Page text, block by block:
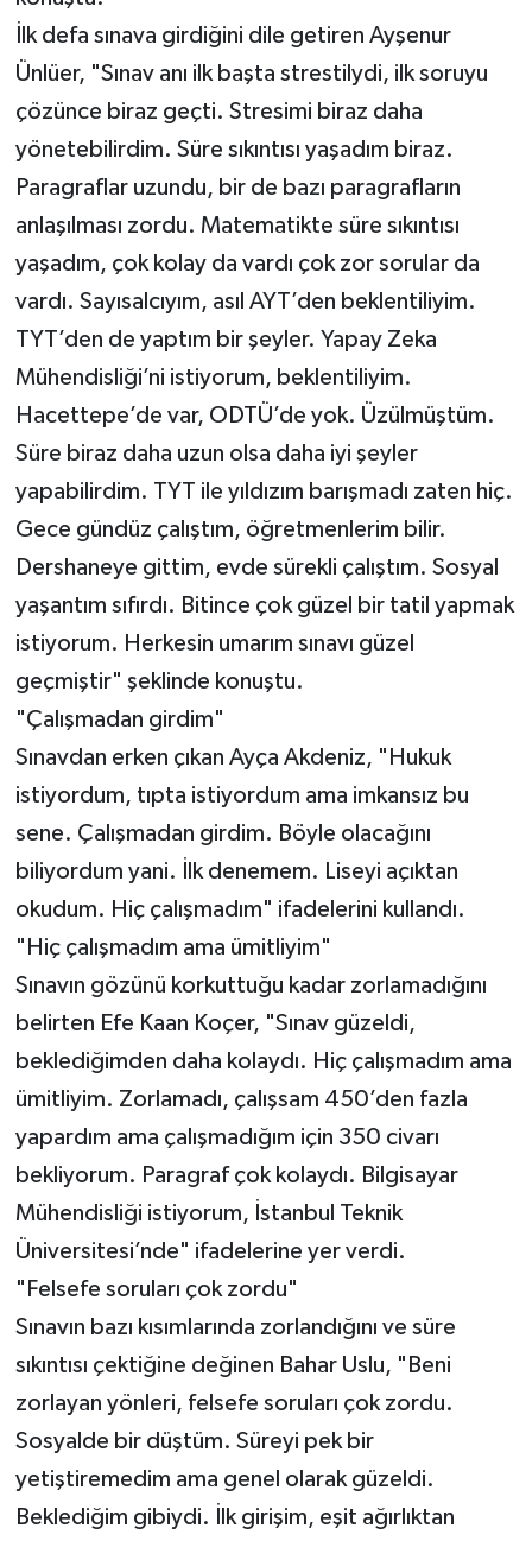
İlk defa sınava girdiğini dile getiren Ayşenur
Ünlüer, "Sınav anı ilk başta strestilydi, ilk soruyu
çözünce biraz geçti. Stresimi biraz daha
yönetebilirdim. Süre sıkıntısı yaşadım biraz.
Paragraflar uzundu, bir de bazı paragrafların
anlaşılması zordu. Matematikte süre sıkıntısı
yaşadım, çok kolay da vardı çok zor sorular da
vardı. Sayısalcıyım, asıl AYT’den beklentiliyim.
TYT’den de yaptım bir şeyler. Yapay Zeka
Mühendisliği’ni istiyorum, beklentiliyim.
Hacettepe’de var, ODTÜ’de yok. Üzülmüştüm.
Süre biraz daha uzun olsa daha iyi şeyler
yapabilirdim. TYT ile yıldızım barışmadı zaten hiç.
Gece gündüz çalıştım, öğretmenlerim bilir.
Dershaneye gittim, evde sürekli çalıştım. Sosyal
yaşantım sıfırdı. Bitince çok güzel bir tatil yapmak
istiyorum. Herkesin umarım sınavı güzel
geçmiştir" şeklinde konuştu.
"Çalışmadan girdim"
Sınavdan erken çıkan Ayça Akdeniz, "Hukuk
istiyordum, tıpta istiyordum ama imkansız bu
sene. Çalışmadan girdim. Böyle olacağını
biliyordum yani. İlk denemem. Liseyi açıktan
okudum. Hiç çalışmadım" ifadelerini kullandı.
"Hiç çalışmadım ama ümitliyim"
Sınavın gözünü korkuttuğu kadar zorlamadığını
belirten Efe Kaan Koçer, "Sınav güzeldi,
beklediğimden daha kolaydı. Hiç çalışmadım ama
ümitliyim. Zorlamadı, çalışsam 450’den fazla
yapardım ama çalışmadığım için 350 civarı
bekliyorum. Paragraf çok kolaydı. Bilgisayar
Mühendisliği istiyorum, İstanbul Teknik
Üniversitesi’nde" ifadelerine yer verdi.
"Felsefe soruları çok zordu"
Sınavın bazı kısımlarında zorlandığını ve süre
sıkıntısı çektiğine değinen Bahar Uslu, "Beni
zorlayan yönleri, felsefe soruları çok zordu.
Sosyalde bir düştüm. Süreyi pek bir
yetiştiremedim ama genel olarak güzeldi.
Beklediğim gibiydi. İlk girişim, eşit ağırlıktan